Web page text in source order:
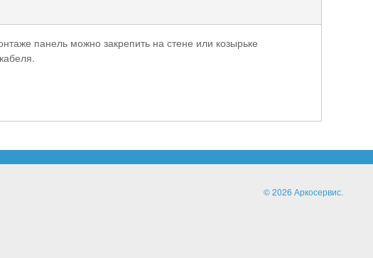
панель можно закрепить на стене или козырьке
© 2026 Аркосервис.